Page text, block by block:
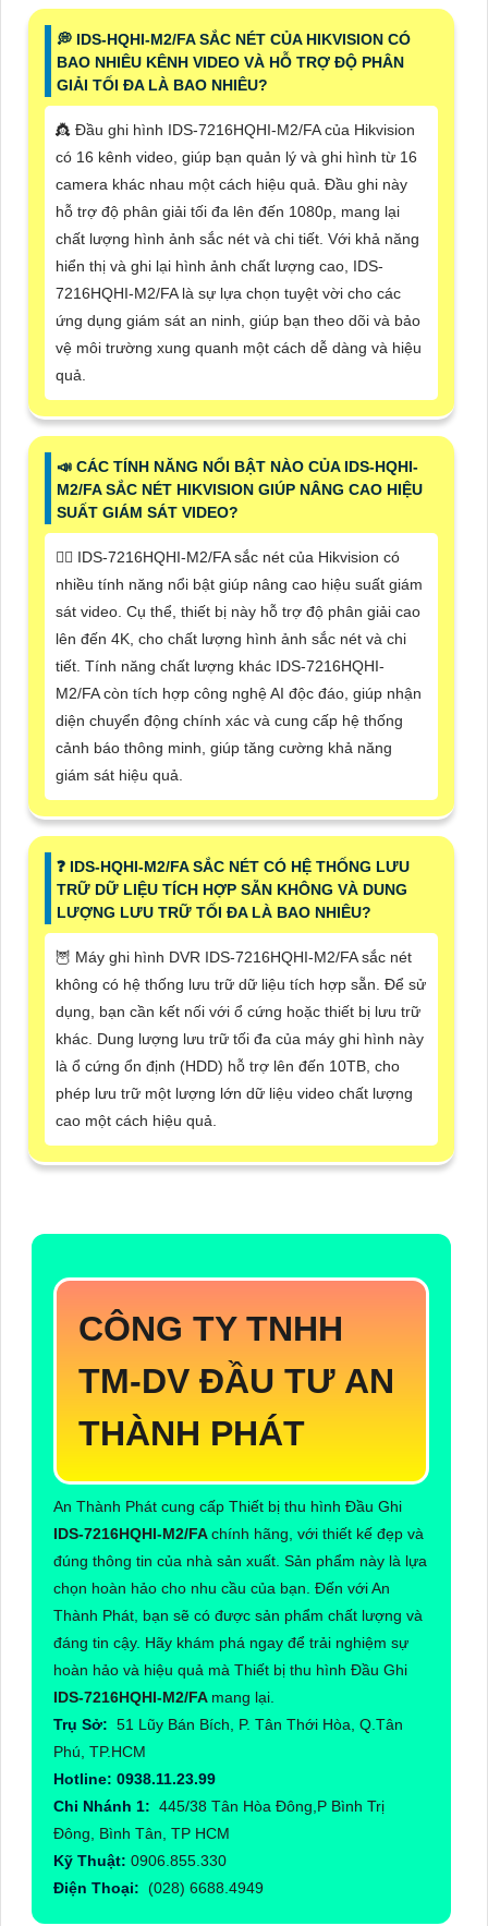
️💭 IDS-HQHI-M2/FA SẮC NÉT CỦA HIKVISION CÓ
BAO NHIÊU KÊNH VIDEO VÀ HỖ TRỢ ĐỘ PHÂN
GIẢI TỐI ĐA LÀ BAO NHIÊU?
👸 Đầu ghi hình IDS-7216HQHI-M2/FA của Hikvision
có 16 kênh video, giúp bạn quản lý và ghi hình từ 16
camera khác nhau một cách hiệu quả. Đầu ghi này
hỗ trợ độ phân giải tối đa lên đến 1080p, mang lại
chất lượng hình ảnh sắc nét và chi tiết. Với khả năng
hiển thị và ghi lại hình ảnh chất lượng cao, IDS-
7216HQHI-M2/FA là sự lựa chọn tuyệt vời cho các
ứng dụng giám sát an ninh, giúp bạn theo dõi và bảo
vệ môi trường xung quanh một cách dễ dàng và hiệu
quả.
📣 CÁC TÍNH NĂNG NỔI BẬT NÀO CỦA IDS-HQHI-
M2/FA SẮC NÉT HIKVISION GIÚP NÂNG CAO HIỆU
SUẤT GIÁM SÁT VIDEO?
🙆‍♀️ IDS-7216HQHI-M2/FA sắc nét của Hikvision có
nhiều tính năng nổi bật giúp nâng cao hiệu suất giám
sát video. Cụ thể, thiết bị này hỗ trợ độ phân giải cao
lên đến 4K, cho chất lượng hình ảnh sắc nét và chi
tiết. Tính năng chất lượng khác IDS-7216HQHI-
M2/FA còn tích hợp công nghệ AI độc đáo, giúp nhận
diện chuyển động chính xác và cung cấp hệ thống
cảnh báo thông minh, giúp tăng cường khả năng
giám sát hiệu quả.
❓ IDS-HQHI-M2/FA SẮC NÉT CÓ HỆ THỐNG LƯU
TRỮ DỮ LIỆU TÍCH HỢP SẴN KHÔNG VÀ DUNG
LƯỢNG LƯU TRỮ TỐI ĐA LÀ BAO NHIÊU?
🦉 Máy ghi hình DVR IDS-7216HQHI-M2/FA sắc nét
không có hệ thống lưu trữ dữ liệu tích hợp sẵn. Để sử
dụng, bạn cần kết nối với ổ cứng hoặc thiết bị lưu trữ
khác. Dung lượng lưu trữ tối đa của máy ghi hình này
là ổ cứng ổn định (HDD) hỗ trợ lên đến 10TB, cho
phép lưu trữ một lượng lớn dữ liệu video chất lượng
cao một cách hiệu quả.
CÔNG TY TNHH
TM-DV ĐẦU TƯ AN
THÀNH PHÁT
An Thành Phát cung cấp Thiết bị thu hình Đầu Ghi
IDS-7216HQHI-M2/FAchính hãng, với thiết kế đẹp và
đúng thông tin của nhà sản xuất. Sản phẩm này là lựa
chọn hoàn hảo cho nhu cầu của bạn. Đến với An
Thành Phát, bạn sẽ có được sản phẩm chất lượng và
đáng tin cậy. Hãy khám phá ngay để trải nghiệm sự
hoàn hảo và hiệu quả mà Thiết bị thu hình Đầu Ghi
IDS-7216HQHI-M2/FA mang lại.
Trụ Sở: 51 Lũy Bán Bích, P. Tân Thới Hòa, Q.Tân
Phú, TP.HCM
Hotline: 0938.11.23.99
Chi Nhánh 1: 445/38 Tân Hòa Đông,P Bình Trị
Đông, Bình Tân, TP HCM
Kỹ Thuật: 0906.855.330
Điện Thoại: (028) 6688.4949